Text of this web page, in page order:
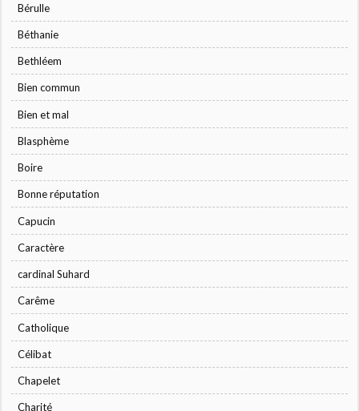
Bérulle
Béthanie
Bethléem
Bien commun
Bien et mal
Blasphème
Boire
Bonne réputation
Capucin
Caractère
cardinal Suhard
Carême
Catholique
Célibat
Chapelet
Charité